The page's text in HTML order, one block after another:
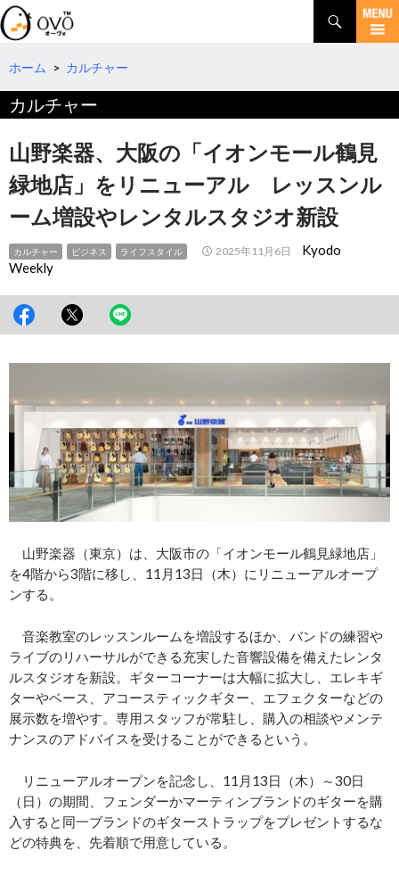
検
索
コ
テ
ツ
へ
動
ホーム > カルチャー
カルチャー
山野楽器、大阪の「イオンモール鶴見
緑地店」をリニューアル レッスンル
ーム増設やレンタルスタジオ新設
カルチャー ビジネス ライフスタイル 2025年11月6日
Kyodo
Weekly
山野楽器（東京）は、大阪市の「イオンモール鶴見緑地店」
を4階から3階に移し、11月13日（木）にリニューアルオープ
ンする。
音楽教室のレッスンルームを増設するほか、バンドの練習や
ライブのリハーサルができる充実した音響設備を備えたレンタ
ルスタジオを新設。ギターコーナーは大幅に拡大し、エレキギ
ターやベース、アコースティックギター、エフェクターなどの
展示数を増やす。専用スタッフが常駐し、購入の相談やメンテ
ナンスのアドバイスを受けることができるという。
リニューアルオープンを記念し、11月13日（木）～30日
（日）の期間、フェンダーかマーティンブランドのギターを購
入すると同一ブランドのギターストラップをプレゼントするな
どの特典を、先着順で用意している。